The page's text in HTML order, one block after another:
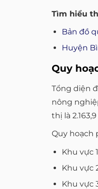
Tìm hiểu
Bản đồ
Huyện
Quy
Tổng diện
nông
thị là
Quy hoạch
Khu vực
Khu vực
Khu vực